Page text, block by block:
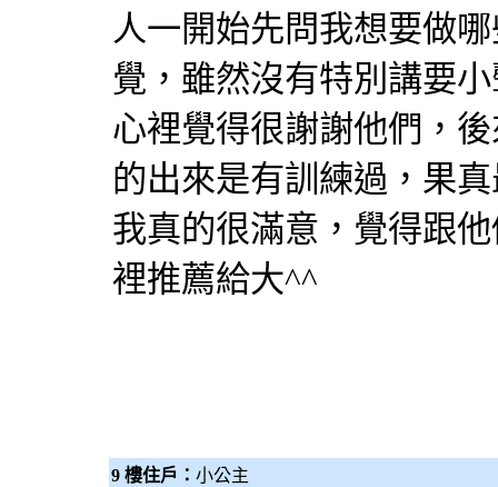
人一開始先問我想要做
覺，雖然沒有特別講要
心裡覺得很謝謝他們，
的出來是有訓練過，果
我真的很滿意，覺得跟
裡推薦給大^^
9 樓住戶： 小公主